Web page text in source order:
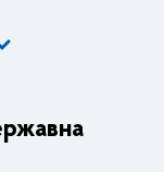
засади